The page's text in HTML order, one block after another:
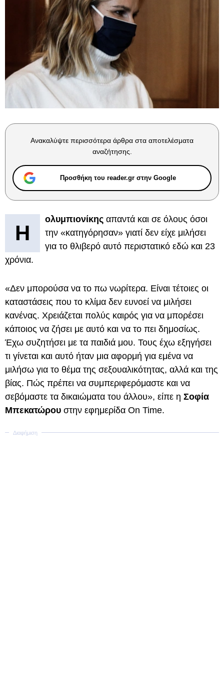
Ανακαλύψτε περισσότερα άρθρα στα αποτελέσματα
αναζήτησης.
Προσθήκη του reader.gr στην Google
Η
ολυμπιονίκης απαντά και σε όλους όσοι
την «κατηγόρησαν» γιατί δεν είχε μιλήσει
για το θλιβερό αυτό περιστατικό εδώ και 23
χρόνια.
«Δεν μπορούσα να το πω νωρίτερα. Είναι τέτοιες οι
καταστάσεις που το κλίμα δεν ευνοεί να μιλήσει
κανένας. Χρειάζεται πολύς καιρός για να μπορέσει
κάποιος να ζήσει με αυτό και να το πει δημοσίως.
Έχω συζητήσει με τα παιδιά μου. Τους έχω εξηγήσει
τι γίνεται και αυτό ήταν μια αφορμή για εμένα να
μιλήσω για το θέμα της σεξουαλικότητας, αλλά και της
βίας. Πώς πρέπει να συμπεριφερόμαστε και να
σεβόμαστε τα δικαιώματα του άλλου», είπε η Σοφία
Μπεκατώρου στην εφημερίδα On Time.